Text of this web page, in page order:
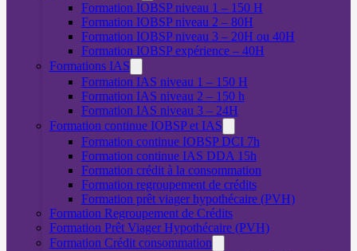
Formation IOBSP niveau 1 – 150 H
Formation IOBSP niveau 2 – 80H
Formation IOBSP niveau 3 – 20H ou 40H
Formation IOBSP expérience – 40H
Formations IAS
Formation IAS niveau 1 – 150 H
Formation IAS niveau 2 – 150 h
Formation IAS niveau 3 – 24H
Formation continue IOBSP et IAS
Formation continue IOBSP DCI 7h
Formation continue IAS DDA 15h
Formation crédit à la consommation
Formation regroupement de crédits
Formation prêt viager hypothécaire (PVH)
Formation Regroupement de Crédits
Formation Prêt Viager Hypothécaire (PVH)
Formation Crédit consommation